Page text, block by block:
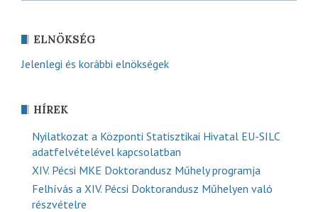
ELNÖKSÉG
Jelenlegi és korábbi elnökségek
HÍREK
Nyilatkozat a Központi Statisztikai Hivatal EU-SILC
adatfelvételével kapcsolatban
XIV. Pécsi MKE Doktorandusz Műhely programja
Felhívás a XIV. Pécsi Doktorandusz Műhelyen való
részvételre